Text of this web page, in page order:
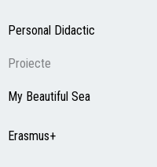
Personal Didactic
Proiecte
My Beautiful Sea
Erasmus+